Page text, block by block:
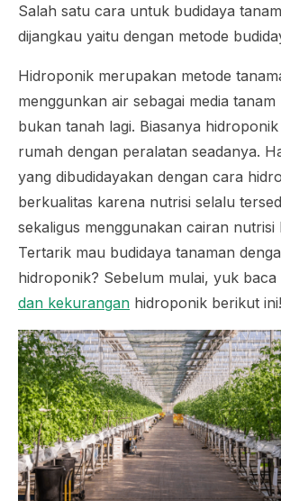
Salah satu cara untuk budidaya
dijangkau yaitu dengan metode
Hidroponik merupakan metode
menggunkan air sebagai media tanam
bukan tanah lagi. Biasanya
rumah dengan peralatan seadanya.
yang dibudidayakan dengan cara
berkualitas karena nutrisi selalu
sekaligus menggunakan cairan nutrisi
Tertarik mau budidaya tanaman
hidroponik? Sebelum mulai, yuk baca
dan kekurangan hidroponik berikut ini!